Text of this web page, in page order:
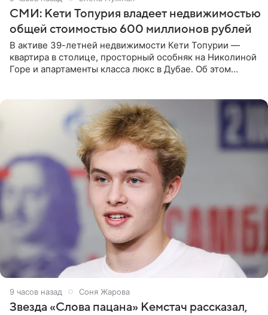
СМИ: Кети Топурия владеет недвижимостью
общей стоимостью 600 миллионов рублей
В активе 39-летней недвижимости Кети Топурии —
квартира в столице, просторный особняк на Николиной
Горе и апартаменты класса люкс в Дубае. Об этом
9 часов назад Соня Жарова
Звезда «Слова пацана» Кемстач рассказал,